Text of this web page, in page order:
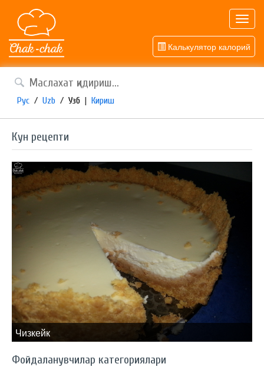
Калькулятор калорий
Рус / Uzb / Узб | Кириш
Кун рецепти
Чизкейк
Фойдаланувчилар категориялари